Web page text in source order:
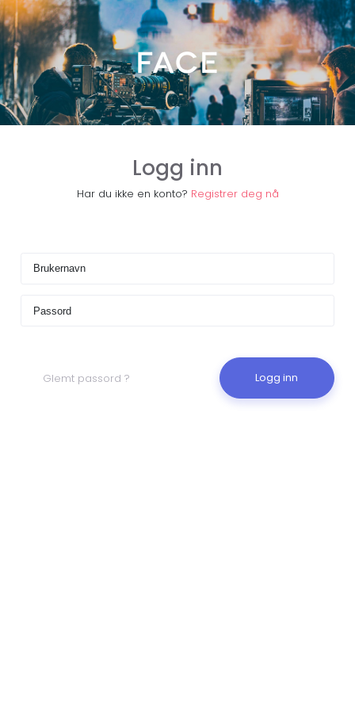
Logg inn
Har du ikke en konto? Registrer deg nå
Glemt passord ? Logg inn